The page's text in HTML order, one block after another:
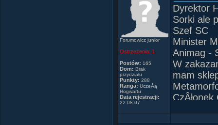
Forumowicz junior
Ostrzeżenia: 1
Postów: 165
Dom: Brak
przydziału
Punkty: 288
Ranga: UczeĂą
Hogwartu
Data rejestracji:
22.08.07
Dyrektor
Sorki ale
Szef SC
Minister
Animag -
W
mam